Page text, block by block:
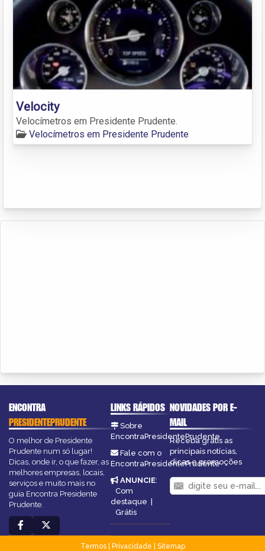
Velocity
Velocímetros em Presidente Prudente.
Velocímetros em Presidente Prudente
ENCONTRA
PRESIDENTEPRUDENTE
O melhor de Presidente
Prudente num só lugar!
Dicas, onde ir, o que fazer, as
melhores empresas, locais,
serviços e muito mais no
guia Encontra Presidente
Prudente.
LINKS RÁPIDOS
Sobre
EncontraPresidentePrudente
Fale com o
EncontraPresidentePrudente
ANUNCIE:
Com
destaque |
Grátis
NOVIDADES POR E-
MAIL
Receba grátis as
principais notícias,
dicas e promoções
Termos| Privacidade
Sitemap